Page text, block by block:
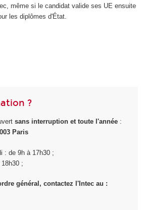
même si le candidat valide ses UE ensuite
les diplômes d'État.
?
sans interruption et toute l'année:
Paris
: de 9h à 17h30 ;
;
général, contactez l'Intec au :